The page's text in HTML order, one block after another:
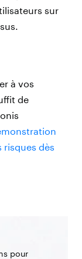
sur
à vos
de
dès
pour